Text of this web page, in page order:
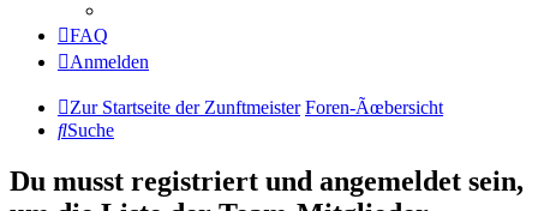
FAQ
Anmelden
Zur Startseite der Zunftmeister Foren-Ãœbersicht
Suche
Du musst registriert und angemeldet sein,